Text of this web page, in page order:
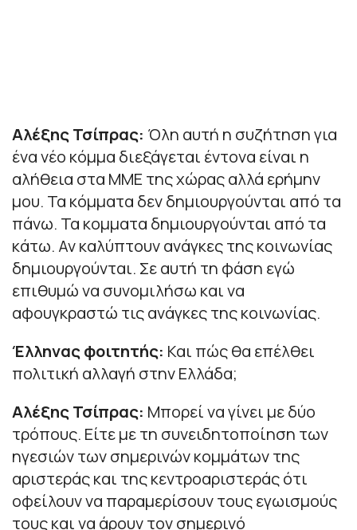
Αλέξης Τσίπρας: Όλη αυτή η συζήτηση για
ένα νέο κόμμα διεξάγεται έντονα είναι η
αλήθεια στα ΜΜΕ της χώρας αλλά ερήμην
μου. Τα κόμματα δεν δημιουργούνται από τα
πάνω. Τα κομματα δημιουργούνται από τα
κάτω. Αν καλύπτουν ανάγκες της κοινωνίας
δημιουργούνται. Σε αυτή τη φάση εγώ
επιθυμώ να συνομιλήσω και να
αφουγκραστώ τις ανάγκες της κοινωνίας.
Έλληνας φοιτητής: Και πώς θα επέλθει
πολιτική αλλαγή στην Ελλάδα;
Αλέξης Τσίπρας: Μπορεί να γίνει με δύο
τρόπους. Είτε με τη συνειδητοποίηση των
ηγεσιών των σημερινών κομμάτων της
αριστεράς και της κεντροαριστεράς ότι
οφείλουν να παραμερίσουν τους εγωισμούς
τους και να άρουν τον σημερινό